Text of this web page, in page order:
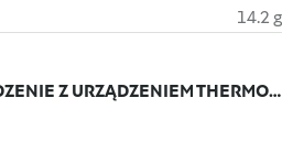
14.2 g
BOŻE NARODZENIE Z URZĄDZENIEM THERMOMIX® V